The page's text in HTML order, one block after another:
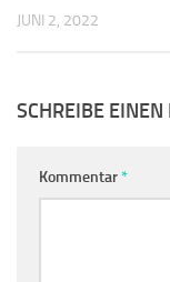
JUNI 2, 2022
SCHREIBE
Kommentar*